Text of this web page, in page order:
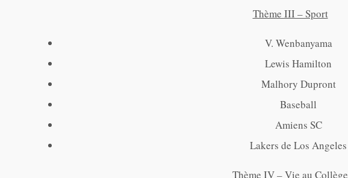
Thème III – Sport
V. Wenbanyama
Lewis Hamilton
Malhory Dupront
Baseball
Amiens SC
Lakers de Los Angeles
Thème IV – Vie au Collège